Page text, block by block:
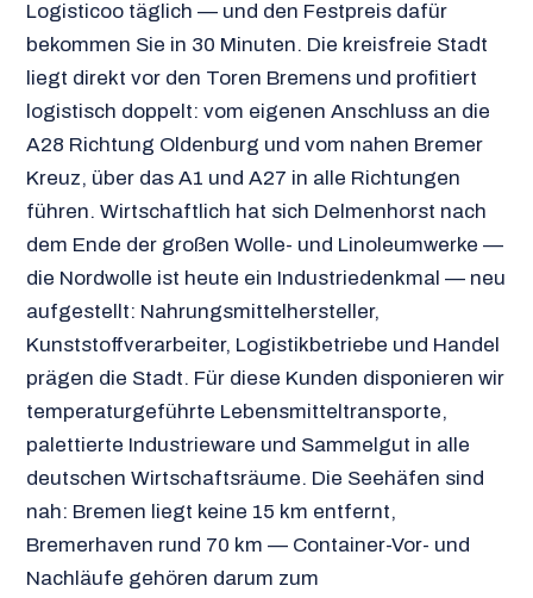
Logisticoo täglich — und den Festpreis dafür
bekommen Sie in 30 Minuten. Die kreisfreie Stadt
liegt direkt vor den Toren Bremens und profitiert
logistisch doppelt: vom eigenen Anschluss an die
A28 Richtung Oldenburg und vom nahen Bremer
Kreuz, über das A1 und A27 in alle Richtungen
führen. Wirtschaftlich hat sich Delmenhorst nach
dem Ende der großen Wolle- und Linoleumwerke —
die Nordwolle ist heute ein Industriedenkmal — neu
aufgestellt: Nahrungsmittelhersteller,
Kunststoffverarbeiter, Logistikbetriebe und Handel
prägen die Stadt. Für diese Kunden disponieren wir
temperaturgeführte Lebensmitteltransporte,
palettierte Industrieware und Sammelgut in alle
deutschen Wirtschaftsräume. Die Seehäfen sind
nah: Bremen liegt keine 15 km entfernt,
Bremerhaven rund 70 km — Container-Vor- und
Nachläufe gehören darum zum